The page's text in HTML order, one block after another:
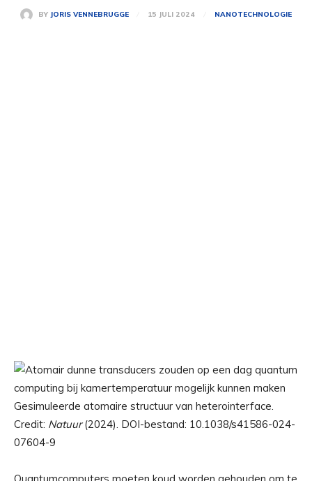
BY JORIS VENNEBRUGGE 15 JULI 2024 NANOTECHNOLOGIE
Gesimuleerde atomaire structuur van heterointerface.
Credit: Natuur(2024). DOI-bestand: 10.1038/s41586-024-
07604-9